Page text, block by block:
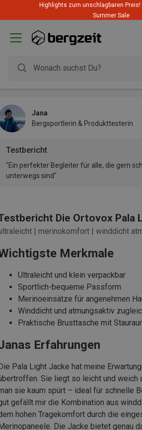
Highlights zum unschlagbaren Preis!
Summer Sale
Testbericht
Jana
Bergsportlerin & Produkttesterin
"Ein perfekter Begleiter für alle, die gern
unterwegs sind"
Die Ortovox Pala
| merinokomfort | winddicht
Merkmale
Ultraleicht und klein verpackbar
Sportlich-bequeme Passform
Merinoeinsätze für angenehmen
Winddicht und atmungsaktiv
Praktische Brusttasche mit
Erfahrungen
Pala Light Jacke hat meine
Sie liegt so leicht und weich
sie kaum spürt – ideal für schnelle
gefällt mir die Kombination aus
hohen Tragekomfort durch die
Die Jacke bietet genau